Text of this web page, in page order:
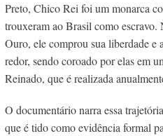
Preto, Chico Rei foi um monarca
trouxeram ao Brasil como
Ouro, ele comprou sua liberdade e
redor, sendo coroado por elas em
Reinado, que é realizada
O documentário narra essa
que é tido como evidência formal